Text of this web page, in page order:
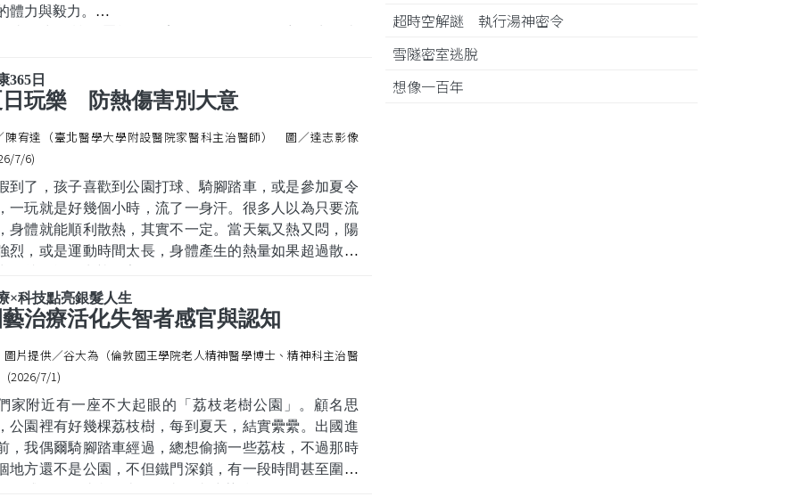
體力與毅力。
但成年後，公司或住家公寓大多有電梯，托智慧型手機
，大家往往不介意那漫長的等候。
365日
日玩樂 防熱傷害別大意
陳宥達（臺北醫學大學附設醫院家醫科主治醫師） 圖／達志影像
7/6)
到了，孩子喜歡到公園打球、騎腳踏車，或是參加夏令
一玩就是好幾個小時，流了一身汗。很多人以為只要流
身體就能順利散熱，其實不一定。當天氣又熱又悶，陽
烈，或是運動時間太長，身體產生的熱量如果超過散熱
害不是單一疾病，而是一系列因高溫導致身體失去平衡
況，包括熱痙攣、熱衰竭，以及最嚴重的熱中暑。尤其
×科技點亮銀髮人生
藝治療活化失智者感官與認知
片提供／谷大為（倫敦國王學院老人精神醫學博士、精神科主治醫
(2026/7/1)
家附近有一座不大起眼的「荔枝老樹公園」。顧名思
公園裡有好幾棵荔枝樹，每到夏天，結實纍纍。出國進
，我偶爾騎腳踏車經過，總想偷摘一些荔枝，不過那時
地方還不是公園，不但鐵門深鎖，有一段時間甚至圍起
超時空解謎 執行湯神密令
雪隧密室逃脫
想像一百年